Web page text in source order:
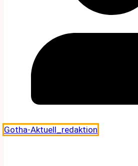
Gotha-Aktuell_redaktion